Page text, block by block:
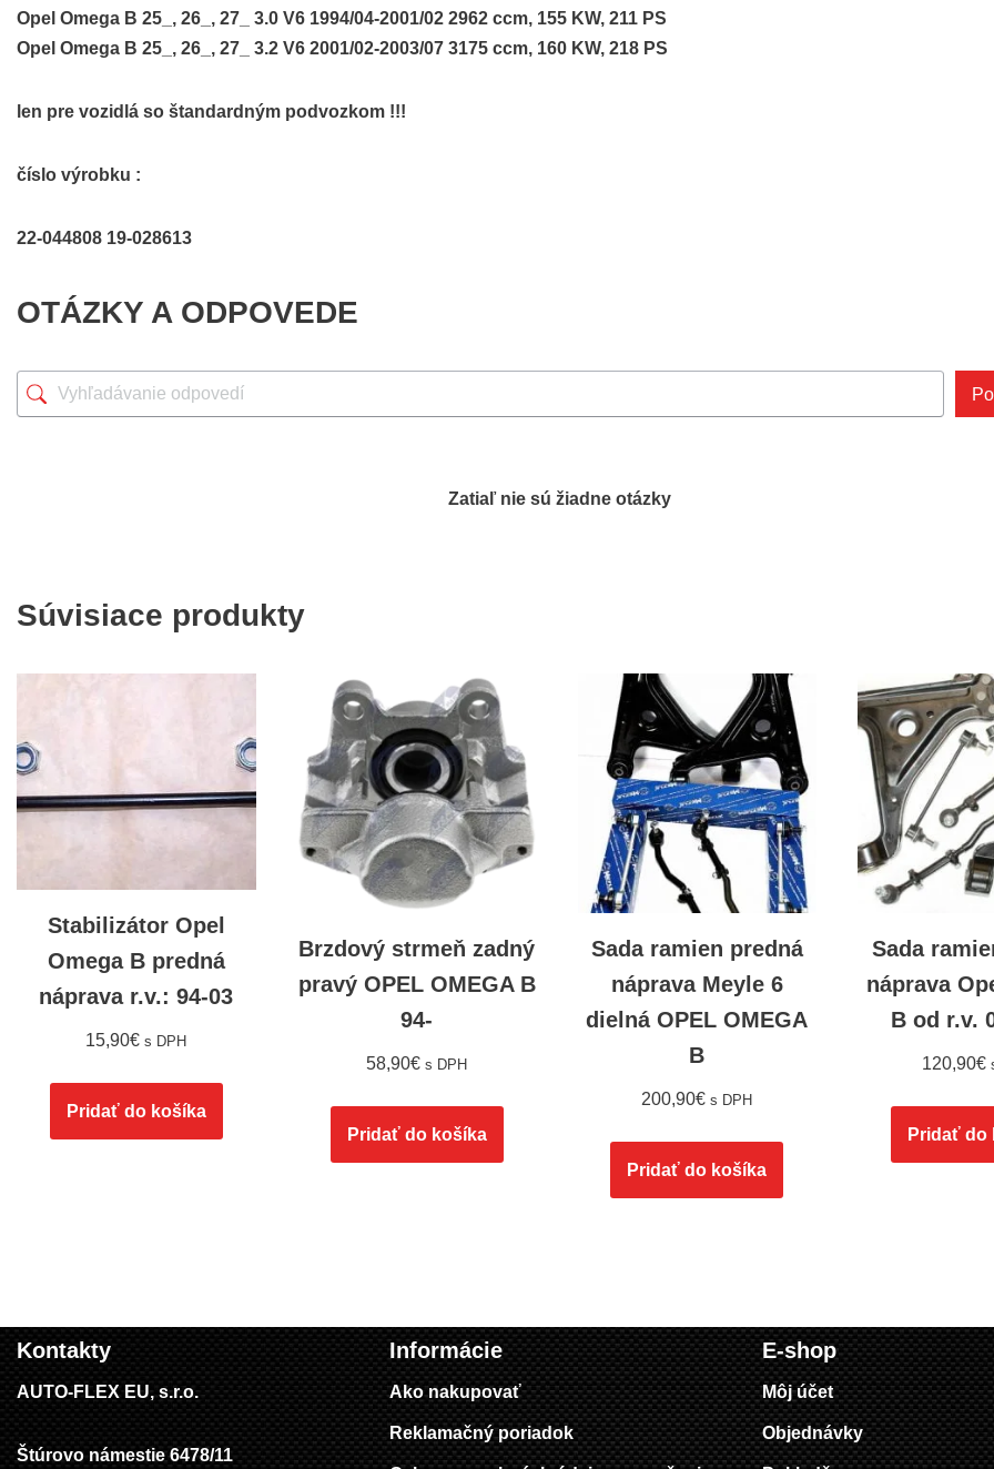
Opel Omega B 25_, 26_, 27_ 3.0 V6 1994/04-2001/02 2962 ccm, 155 KW, 211 PS
Opel Omega B 25_, 26_, 27_ 3.2 V6 2001/02-2003/07 3175 ccm, 160 KW, 218 PS
len pre vozidlá so štandardným podvozkom !!!
číslo výrobku :
22-044808 19-028613
OTÁZKY A ODPOVEDE
Zatiaľ nie sú žiadne otázky
Súvisiace produkty
Stabilizátor Opel
Omega B predná
náprava r.v.: 94-03
15,90€ s DPH
Pridať do košíka
Brzdový strmeň zadný
pravý OPEL OMEGA B
94-
58,90€ s DPH
Pridať do košíka
Sada ramien predná
náprava Meyle 6
dielná OPEL OMEGA
B
200,90€ s DPH
Pridať do košíka
Sada
náprava
B od r.v.
120,90€
Pridať do
Kontakty
AUTO-FLEX EU, s.r.o.
Štúrovo námestie 6478/11
Informácie
Ako nakupovať
Reklamačný poriadok
E-shop
Môj účet
Objednávky